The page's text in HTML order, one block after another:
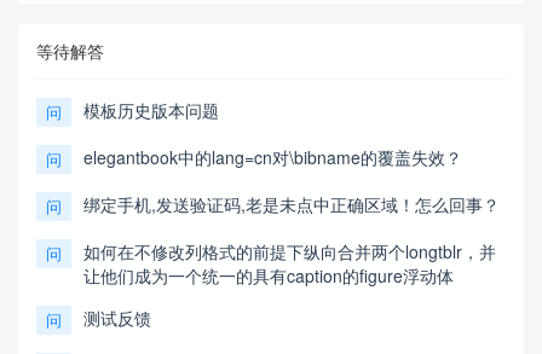
等待解答
问 模板历史版本问题
问 elegantbook中的lang=cn对\bibname的覆盖失效？
问 绑定手机,发送验证码,老是未点中正确区域！怎么回事？
问
如何在不修改列格式的前提下纵向合并两个longtblr，并
让他们成为一个统一的具有caption的figure浮动体
问 测试反馈